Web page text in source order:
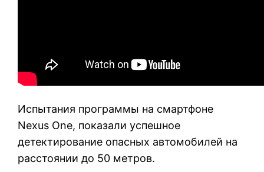
Испытания программы на смартфоне
Nexus One, показали успешное
детектирование опасных автомобилей на
расстоянии до 50 метров.